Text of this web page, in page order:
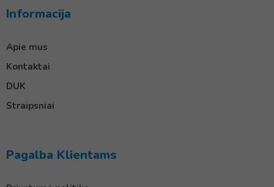
Informacija
Apie mus
Kontaktai
DUK
Straipsniai
Pagalba Klientams